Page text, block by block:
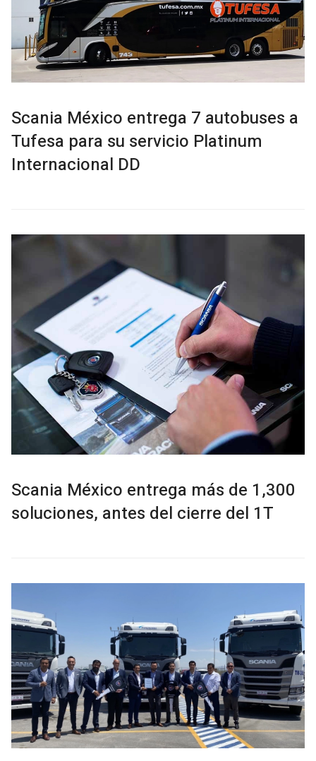
Scania México entrega 7 autobuses a
Tufesa para su servicio Platinum
Internacional DD
Scania México entrega más de 1,300
soluciones, antes del cierre del 1T